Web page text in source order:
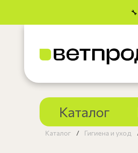
🔧
Каталог
Каталог Гигиена и уход